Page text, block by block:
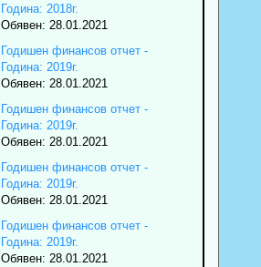
Година: 2018г.
Обявен: 28.01.2021
Годишен финансов отчет -
Година: 2019г.
Обявен: 28.01.2021
Годишен финансов отчет -
Година: 2019г.
Обявен: 28.01.2021
Годишен финансов отчет -
Година: 2019г.
Обявен: 28.01.2021
Годишен финансов отчет -
Година: 2019г.
Обявен: 28.01.2021